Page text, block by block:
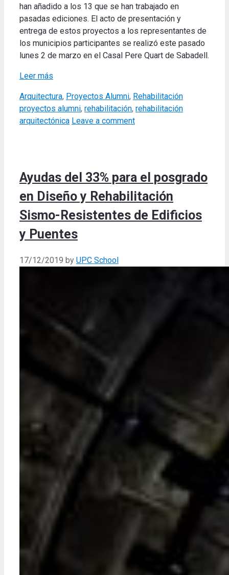
han añadido a los 13 que se han trabajado en
pasadas ediciones. El acto de presentación y
entrega de estos proyectos a los representantes de
los municipios participantes se realizó este pasado
lunes 2 de marzo en el Casal Pere Quart de Sabadell.
Leer más
Categories
Arquitectura, Proyectos Alumni, RehabilitaciónTags
proyectos alumni, rehabilitación, rehabilitación
arquitectónica Leave a comment
Ayudas del 33% para el posgrado
en Diseño y Rehabilitación
Sismo-Resistentes de Edificios
y Puentes
17/12/2019 by UPC School